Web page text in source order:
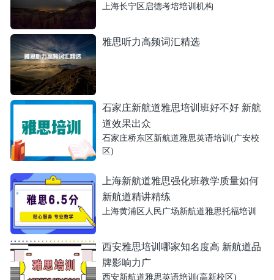
上海长宁区启德考培培训机构
雅思听力高频词汇精选
石家庄新航道雅思培训班好不好 新航
道效果出众
石家庄桥东区新航道雅思英语培训(广安校
区)
上海新航道雅思强化班教学质量如何
新航道精讲精练
上海黄浦区人民广场新航道雅思托福培训
西安雅思培训哪家知名度高 新航道品
牌影响力广
西安新航道雅思英语培训(高新校区)